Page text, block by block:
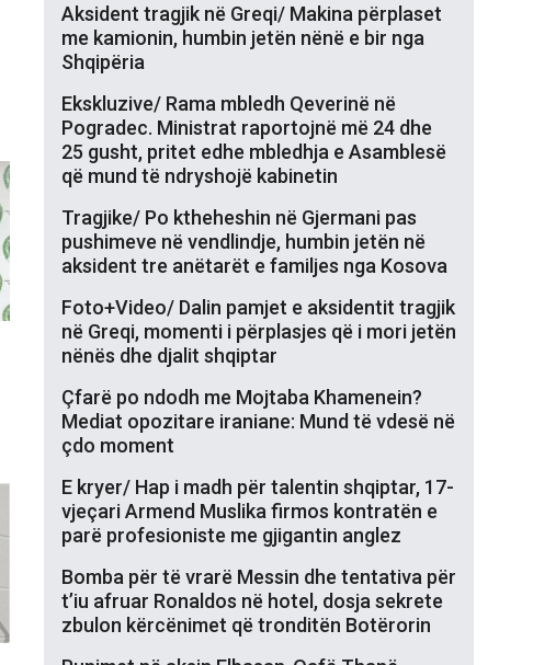
Aksident tragjik në Greqi/ Makina përplaset
me kamionin, humbin jetën nënë e bir nga
Shqipëria
Ekskluzive/ Rama mbledh Qeverinë në
Pogradec. Ministrat raportojnë më 24 dhe
25 gusht, pritet edhe mbledhja e Asamblesë
që mund të ndryshojë kabinetin
Tragjike/ Po ktheheshin në Gjermani pas
pushimeve në vendlindje, humbin jetën në
aksident tre anëtarët e familjes nga Kosova
Foto+Video/ Dalin pamjet e aksidentit tragjik
në Greqi, momenti i përplasjes që i mori jetën
nënës dhe djalit shqiptar
Çfarë po ndodh me Mojtaba Khamenein?
Mediat opozitare iraniane: Mund të vdesë në
çdo moment
E kryer/ Hap i madh për talentin shqiptar, 17-
vjeçari Armend Muslika firmos kontratën e
parë profesioniste me gjigantin anglez
Bomba për të vrarë Messin dhe tentativa për
t’iu afruar Ronaldos në hotel, dosja sekrete
zbulon kërcënimet që tronditën Botërorin